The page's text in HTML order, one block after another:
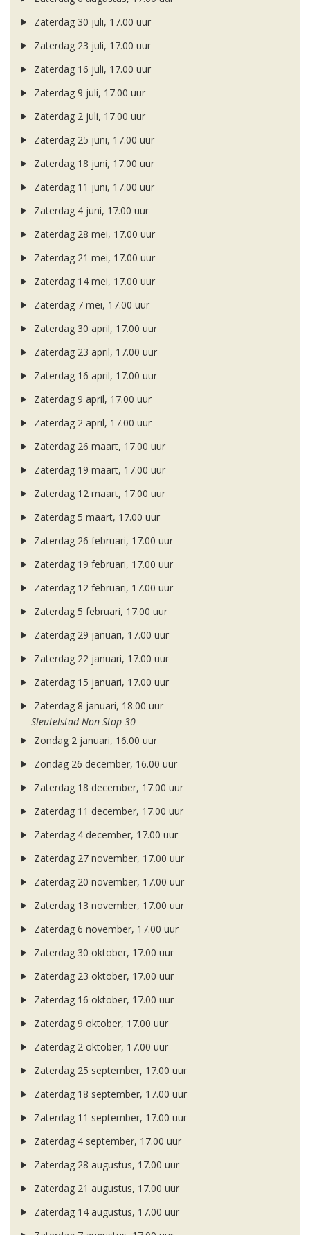
Zaterdag 30 juli, 17.00 uur
Zaterdag 23 juli, 17.00 uur
Zaterdag 16 juli, 17.00 uur
Zaterdag 9 juli, 17.00 uur
Zaterdag 2 juli, 17.00 uur
Zaterdag 25 juni, 17.00 uur
Zaterdag 18 juni, 17.00 uur
Zaterdag 11 juni, 17.00 uur
Zaterdag 4 juni, 17.00 uur
Zaterdag 28 mei, 17.00 uur
Zaterdag 21 mei, 17.00 uur
Zaterdag 14 mei, 17.00 uur
Zaterdag 7 mei, 17.00 uur
Zaterdag 30 april, 17.00 uur
Zaterdag 23 april, 17.00 uur
Zaterdag 16 april, 17.00 uur
Zaterdag 9 april, 17.00 uur
Zaterdag 2 april, 17.00 uur
Zaterdag 26 maart, 17.00 uur
Zaterdag 19 maart, 17.00 uur
Zaterdag 12 maart, 17.00 uur
Zaterdag 5 maart, 17.00 uur
Zaterdag 26 februari, 17.00 uur
Zaterdag 19 februari, 17.00 uur
Zaterdag 12 februari, 17.00 uur
Zaterdag 5 februari, 17.00 uur
Zaterdag 29 januari, 17.00 uur
Zaterdag 22 januari, 17.00 uur
Zaterdag 15 januari, 17.00 uur
Zaterdag 8 januari, 18.00 uur
Sleutelstad Non-Stop 30
Zondag 2 januari, 16.00 uur
Zondag 26 december, 16.00 uur
Zaterdag 18 december, 17.00 uur
Zaterdag 11 december, 17.00 uur
Zaterdag 4 december, 17.00 uur
Zaterdag 27 november, 17.00 uur
Zaterdag 20 november, 17.00 uur
Zaterdag 13 november, 17.00 uur
Zaterdag 6 november, 17.00 uur
Zaterdag 30 oktober, 17.00 uur
Zaterdag 23 oktober, 17.00 uur
Zaterdag 16 oktober, 17.00 uur
Zaterdag 9 oktober, 17.00 uur
Zaterdag 2 oktober, 17.00 uur
Zaterdag 25 september, 17.00 uur
Zaterdag 18 september, 17.00 uur
Zaterdag 11 september, 17.00 uur
Zaterdag 4 september, 17.00 uur
Zaterdag 28 augustus, 17.00 uur
Zaterdag 21 augustus, 17.00 uur
Zaterdag 14 augustus, 17.00 uur